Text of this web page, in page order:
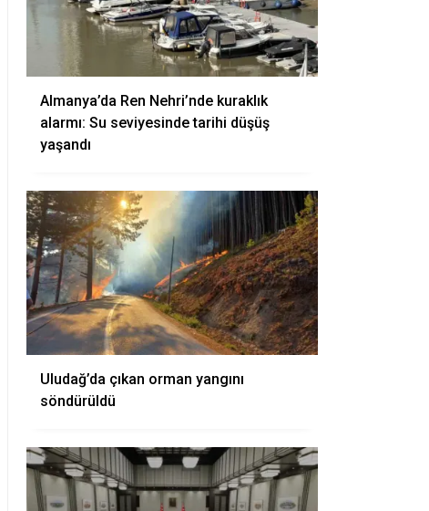
Almanya’da Ren Nehri’nde kuraklık
alarmı: Su seviyesinde tarihi düşüş
yaşandı
Uludağ’da çıkan orman yangını
söndürüldü